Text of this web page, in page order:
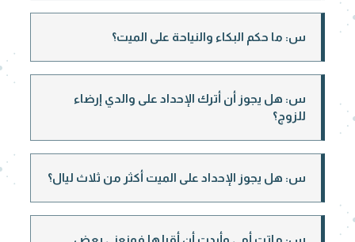
س: ما حكم البكاء والنياحة على الميت؟
س: هل يجوز أن أترك الإحداد على والدي إرضاء
للزوج؟
س: هل يجوز الإحداد على الميت أكثر من ثلاث ليال؟
س: ماتت أمي وأردت أن أقبلها فمنعني بعض